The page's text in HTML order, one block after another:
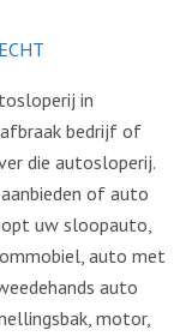
in
bedrijf of
die autosloperij.
of auto
uw sloopauto,
auto met
auto
motor,